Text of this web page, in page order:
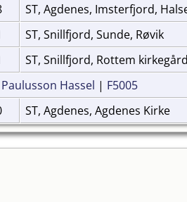
ST, Agdenes, Imsterfjord,
ST, Snillfjord, Sunde, Røvik
ST, Snillfjord, Rottem kirkegård
Hassel | F5005
ST, Agdenes, Agdenes Kirke